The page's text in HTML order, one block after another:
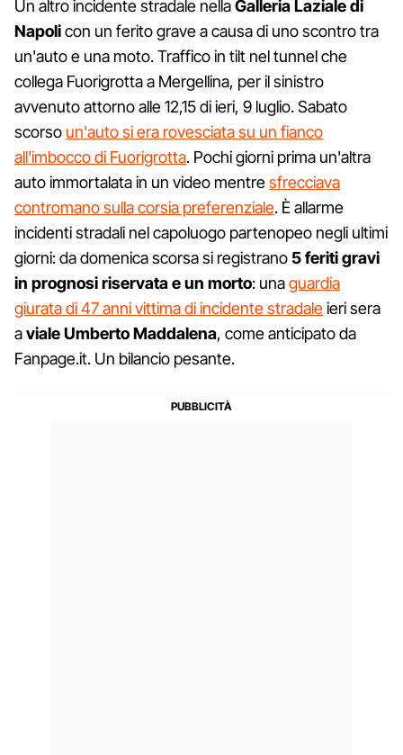
Un altro incidente stradale nellaGalleria Laziale di
Napolicon un ferito grave a causa di uno scontro tra
un'auto e una moto. Traffico in tilt nel tunnel che
collega Fuorigrotta a Mergellina, per il sinistro
avvenuto attorno alle 12,15 di ieri, 9 luglio. Sabato
scorso un'auto si era rovesciata su un fianco
all'imbocco di Fuorigrotta. Pochi giorni prima un'altra
auto immortalata in un video mentresfrecciava
contromano sulla corsia preferenziale. È allarme
incidenti stradali nel capoluogo partenopeo negli ultimi
giorni: da domenica scorsa si registrano 5 feriti gravi
in prognosi riservata e un morto: unaguardia
giurata di 47 anni vittima di incidente stradaleieri sera
aviale Umberto Maddalena, come anticipato da
Fanpage.it. Un bilancio pesante.